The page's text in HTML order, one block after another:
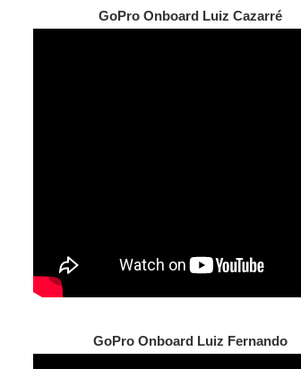
GoPro Onboard Luiz Cazarré
GoPro Onboard Luiz Fernando